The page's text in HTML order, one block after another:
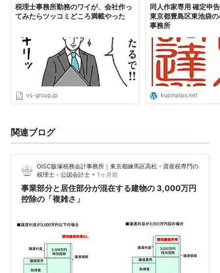
税理士事務所勤務のワイが、会社作っ
てみたらツッコミどころ満載やった
vs-group.jp
同人作家専用 確定申
東京都豊島区東池袋
事務所
kojimatax.net
関連ブログ
OISC飯塚税務会計事務所｜東京都練馬区高松・資産税専門の
税理士・公認会計士 • 1ヶ月前
事業部分と居住部分が混在する建物の 3,000万円
控除の「複雑さ」